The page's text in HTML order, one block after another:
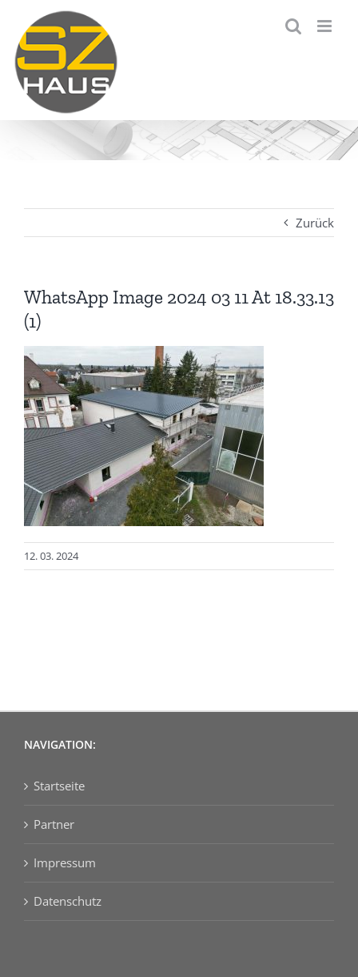
Inhalt
springen
Zurück
WhatsApp Image 2024 03 11 At 18.33.13
(1)
12. 03. 2024
NAVIGATION:
Startseite
Partner
Impressum
Datenschutz